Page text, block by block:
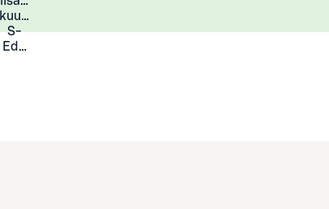
kuukauden
S-
Eduista